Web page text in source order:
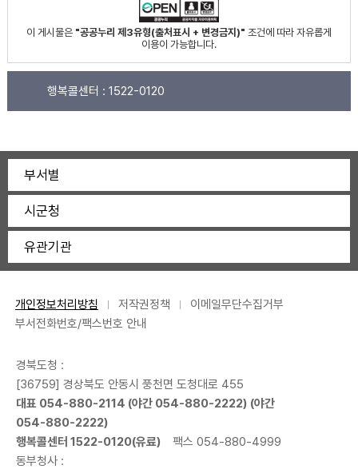
이 게시물은 "공공누리 제3유형(출처표시 + 변경금지)" 조건에 따라 자유롭게
이용이 가능합니다.
행복콜센터 : 1522-0120
부서별
시군청
유관기관
개인정보처리방침 저작권정책
이메일무단수집거부
부서전화번호/팩스번호 안내
경북도청 :
[36759] 경상북도 안동시 풍천면 도청대로 455
대표 054-880-2114 (야간 054-880-2222) (야간
054-880-2222)
행복콜센터 1522-0120(유료)
팩스 054-880-4999
동부청사 :